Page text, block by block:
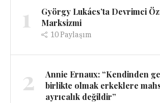
1
György Lukács’ta Devrimci
Marksizmi
10Paylaşım
2
Annie Ernaux: “Kendinden
birlikte olmak erkeklere
ayrıcalık değildir”